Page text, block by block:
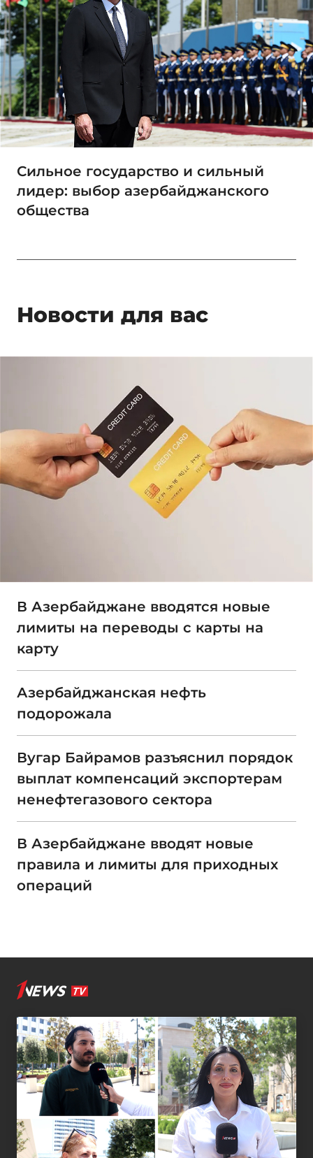
Сильное государство и сильный
лидер: выбор азербайджанского
общества
Новости для вас
В Азербайджане вводятся новые
лимиты на переводы с карты на
карту
Азербайджанская нефть
подорожала
Вугар Байрамов разъяснил порядок
выплат компенсаций экспортерам
ненефтегазового сектора
В Азербайджане вводят новые
правила и лимиты для приходных
операций